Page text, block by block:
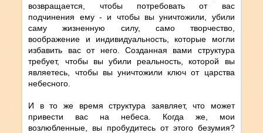
возвращается, чтобы потребовать от вас
подчинения ему - и чтобы вы уничтожили, убили
саму жизненную силу, само творчество,
воображение и индивидуальность, которые могли
избавить вас от него. Созданная вами структура
требует, чтобы вы убили реальность, которой вы
являетесь, чтобы вы уничтожили ключ от царства
небесного.
И в то же время структура заявляет, что может
привести вас на небеса. Когда же, мои
возлюбленные, вы пробудитесь от этого безумия?